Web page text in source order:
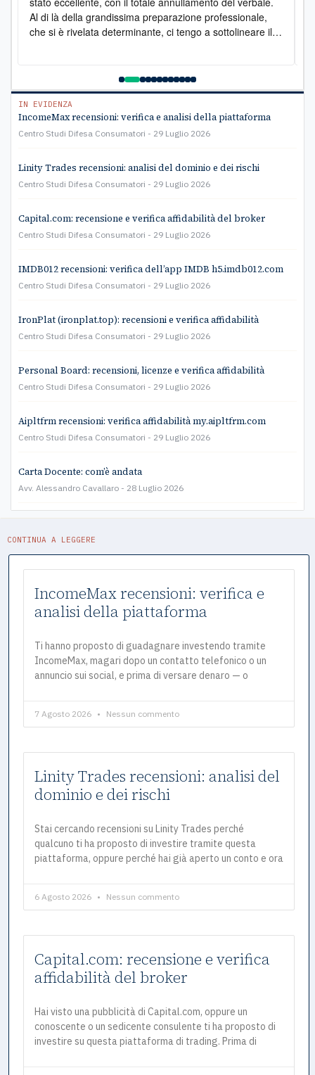
Al di là della grandissima preparazione professionale,
che si è rivelata determinante, ci tengo a sottolineare il
IN EVIDENZA
IncomeMax recensioni: verifica e analisi della piattaforma
Centro Studi Difesa Consumatori 29 Luglio 2026
Linity Trades recensioni: analisi del dominio e dei rischi
Centro Studi Difesa Consumatori 29 Luglio 2026
Capital.com: recensione e verifica affidabilità del broker
Centro Studi Difesa Consumatori 29 Luglio 2026
IMDB012 recensioni: verifica dell’app IMDB h5.imdb012.com
Centro Studi Difesa Consumatori 29 Luglio 2026
IronPlat (ironplat.top): recensioni e verifica affidabilità
Centro Studi Difesa Consumatori 29 Luglio 2026
Personal Board: recensioni, licenze e verifica affidabilità
Centro Studi Difesa Consumatori 29 Luglio 2026
Aipltfrm recensioni: verifica affidabilità my.aipltfrm.com
Centro Studi Difesa Consumatori 29 Luglio 2026
Carta Docente: com’è andata
Avv. Alessandro Cavallaro 28 Luglio 2026
CONTINUA A LEGGERE
IncomeMax recensioni: verifica e
analisi della piattaforma
Ti hanno proposto di guadagnare investendo tramite
IncomeMax, magari dopo un contatto telefonico o un
annuncio sui social, e prima di versare denaro — o
7 Agosto 2026 Nessun commento
Linity Trades recensioni: analisi del
dominio e dei rischi
Stai cercando recensioni su Linity Trades perché
qualcuno ti ha proposto di investire tramite questa
piattaforma, oppure perché hai già aperto un conto e ora
6 Agosto 2026 Nessun commento
Capital.com: recensione e verifica
affidabilità del broker
Hai visto una pubblicità di Capital.com, oppure un
conoscente o un sedicente consulente ti ha proposto di
investire su questa piattaforma di trading. Prima di